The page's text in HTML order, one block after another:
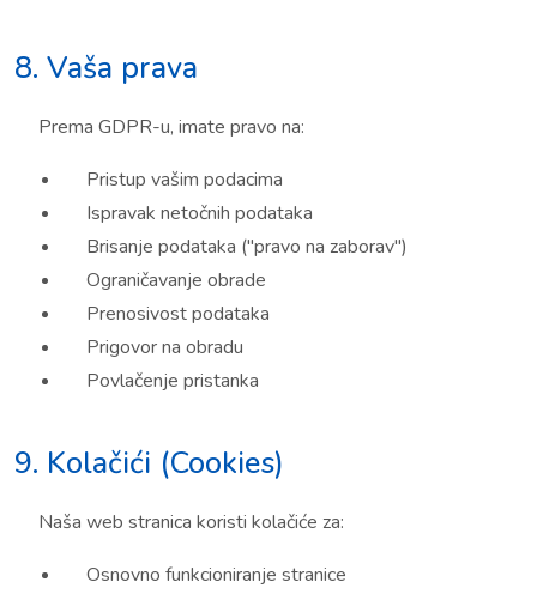
8. Vaša prava
Prema GDPR-u, imate pravo na:
Pristup vašim podacima
Ispravak netočnih podataka
Brisanje podataka ("pravo na zaborav")
Ograničavanje obrade
Prenosivost podataka
Prigovor na obradu
Povlačenje pristanka
9. Kolačići (Cookies)
Naša web stranica koristi kolačiće za:
Osnovno funkcioniranje stranice